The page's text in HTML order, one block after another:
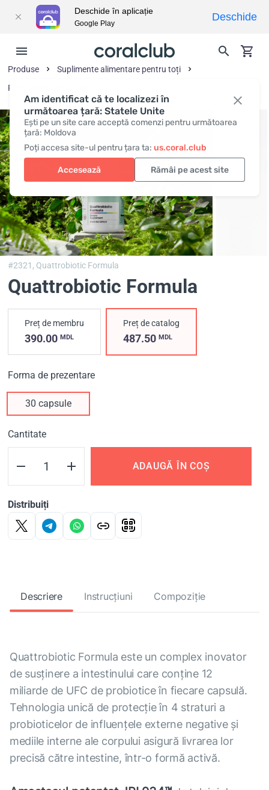
Am identificat că te localizezi în
următoarea țară: Statele Unite
Ești pe un site care acceptă comenzi pentru următoarea
țară: Moldova
Poți accesa site-ul pentru țara ta: us.coral.club
Accesează Rămâi pe acest site
Produse
Suplimente alimentare pentru toți
Prebiotice și probiotice
#2321, Quattrobiotic Formula
Quattrobiotic Formula
Preț de membru
390.00 MDL
Preț de catalog
487.50MDL
Forma de prezentare
30 capsule
Cantitate
ADAUGĂ ÎN COȘ
Distribuiți
Descriere Instrucțiuni Compoziție
Quattrobiotic Formula este un complex inovator
de susținere a intestinului care conține 12
miliarde de UFC de probiotice în fiecare capsulă.
Tehnologia unică de protecție în 4 straturi a
probioticelor de influențele externe negative și
mediile interne ale corpului asigură livrarea lor
precisă către intestine, într-o formă activă.
Deschide în aplicație
Google Play
Deschide